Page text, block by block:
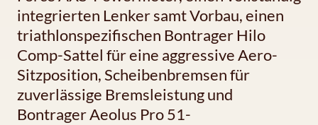
integrierten Lenker samt Vorbau, einen
triathlonspezifischen Bontrager Hilo
Comp-Sattel für eine aggressive Aero-
Sitzposition, Scheibenbremsen für
zuverlässige Bremsleistung und
Bontrager Aeolus Pro 51-